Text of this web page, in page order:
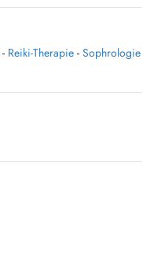
- Reiki-Therapie - Sophrologie